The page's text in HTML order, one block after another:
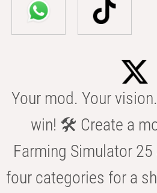
Your mod. Your
win! 🛠️ Create a
Farming Simulator
four categories for a